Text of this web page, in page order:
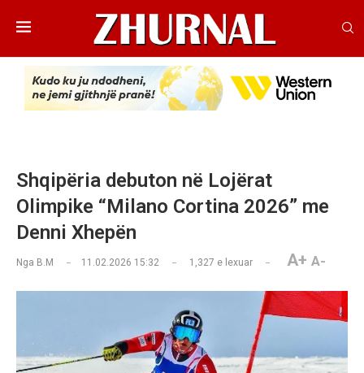
Shqipëria debuton në Lojërat
Olimpike “Milano Cortina 2026” me
Denni Xhepën
Nga B.M 11.02.2026 15:32 1,327 e lexuar A+ A-